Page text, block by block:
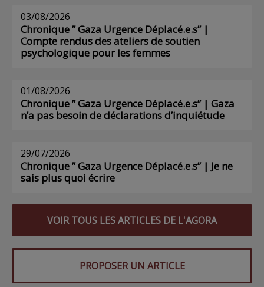
03/08/2026
Chronique ” Gaza Urgence Déplacé.e.s” |
Compte rendus des ateliers de soutien
psychologique pour les femmes
01/08/2026
Chronique ” Gaza Urgence Déplacé.e.s” | Gaza
n’a pas besoin de déclarations d’inquiétude
29/07/2026
Chronique ” Gaza Urgence Déplacé.e.s” | Je ne
sais plus quoi écrire
VOIR TOUS LES ARTICLES DE L'AGORA
PROPOSER UN ARTICLE